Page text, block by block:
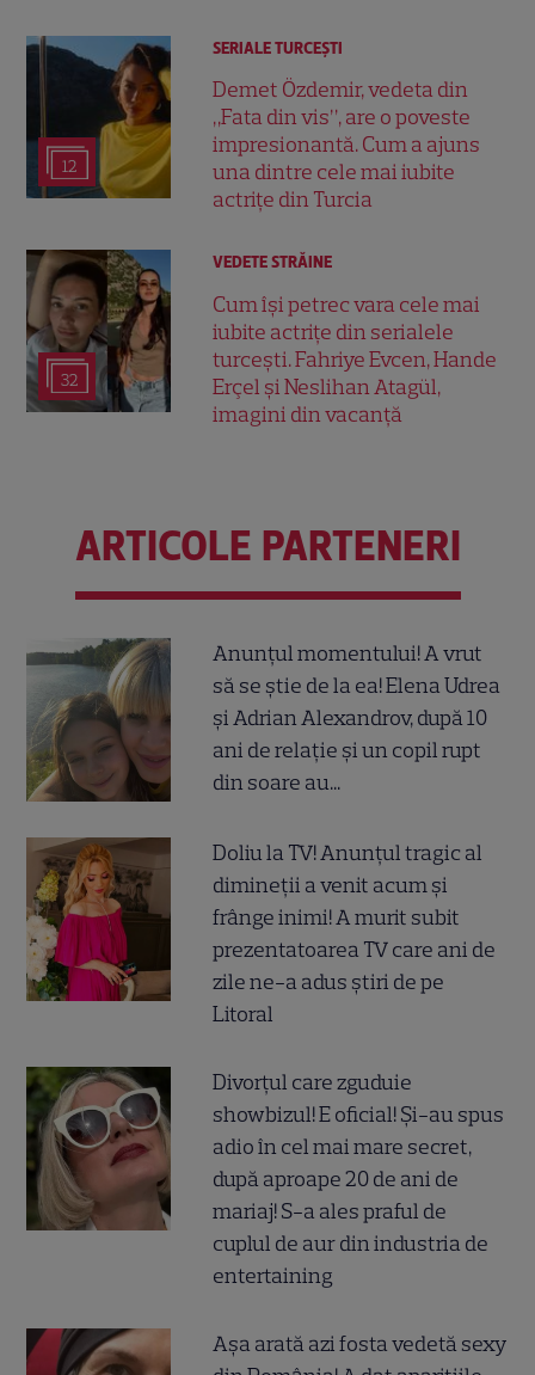
12
SERIALE TURCEŞTI
Demet Özdemir, vedeta din
„Fata din vis”, are o poveste
impresionantă. Cum a ajuns
una dintre cele mai iubite
actrițe din Turcia
32
VEDETE STRĂINE
Cum își petrec vara cele mai
iubite actrițe din serialele
turcești. Fahriye Evcen, Hande
Erçel și Neslihan Atagül,
imagini din vacanță
ARTICOLE PARTENERI
Anunțul momentului! A vrut
să se știe de la ea! Elena Udrea
și Adrian Alexandrov, după 10
ani de relație și un copil rupt
din soare au...
Doliu la TV! Anunțul tragic al
dimineții a venit acum și
frânge inimi! A murit subit
prezentatoarea TV care ani de
zile ne-a adus știri de pe
Litoral
Divorțul care zguduie
showbizul! E oficial! Și-au spus
adio în cel mai mare secret,
după aproape 20 de ani de
mariaj! S-a ales praful de
cuplul de aur din industria de
entertaining
Așa arată azi fosta vedetă sexy